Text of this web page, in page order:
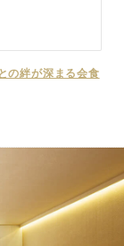
、海の宝石のよ
内に会食会場も
食事を楽しめま
の絆が深まる会食